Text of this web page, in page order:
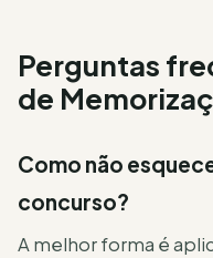
Perguntas
de
Como não
concurso?
A melhor forma é